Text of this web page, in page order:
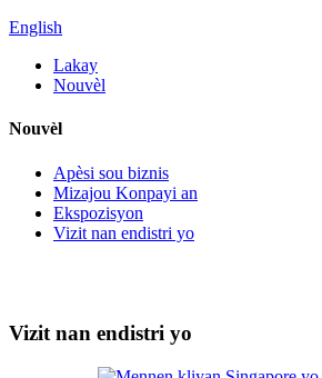
English
Lakay
Nouvèl
Nouvèl
Apèsi sou biznis
Mizajou Konpayi an
Ekspozisyon
Vizit nan endistri yo
Vizit nan endistri yo